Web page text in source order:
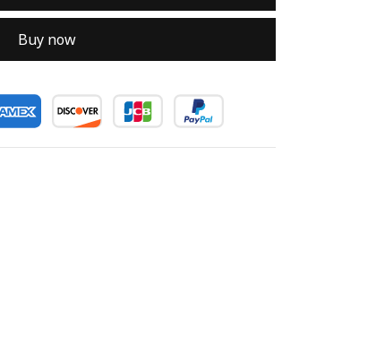
Buy now